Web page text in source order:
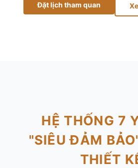
Đặt lịch tham quan
HỆ THỐNG 7
"SIÊU ĐẢM
THIẾT